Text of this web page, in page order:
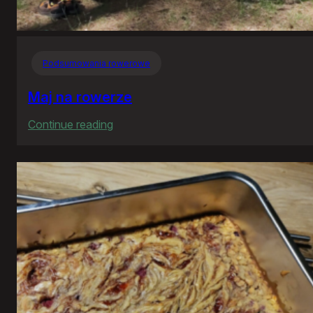
Podsumowania rowerowe
Maj na rowerze
Continue reading
na
rowerze